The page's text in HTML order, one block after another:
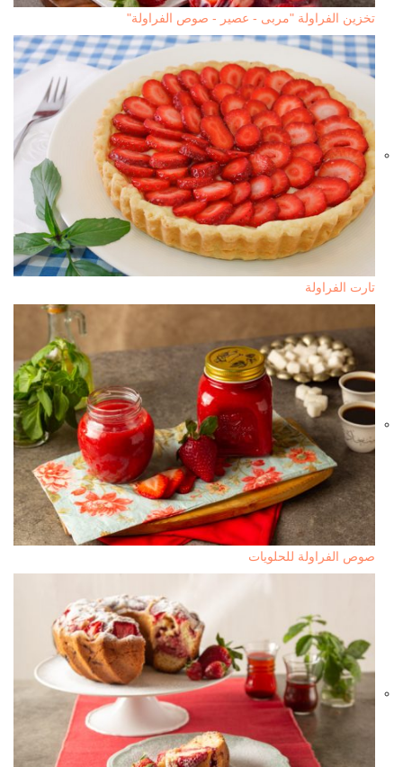
تخزين الفراولة "مربى - عصير - صوص الفراولة"
تارت الفراولة
صوص الفراولة للحلويات